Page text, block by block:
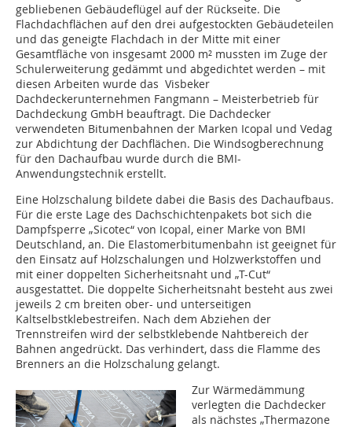
gebliebenen Gebäudeflügel auf der Rückseite. Die
Flachdachflächen auf den drei aufgestockten Gebäudeteilen
und das geneigte Flachdach in der Mitte mit einer
Gesamtfläche von insgesamt 2000 m² mussten im Zuge der
Schulerweiterung gedämmt und abgedichtet werden – mit
diesen Arbeiten wurde das Visbeker
Dachdeckerunternehmen Fangmann – Meisterbetrieb für
Dachdeckung GmbH beauftragt. Die Dachdecker
verwendeten Bitumenbahnen der Marken Icopal und Vedag
zur Abdichtung der Dachflächen. Die Windsogberechnung
für den Dachaufbau wurde durch die BMI-
Anwendungstechnik erstellt.
Eine Holzschalung bildete dabei die Basis des Dachaufbaus.
Für die erste Lage des Dachschichtenpakets bot sich die
Dampfsperre „Sicotec“ von Icopal, einer Marke von BMI
Deutschland, an. Die Elastomerbitumenbahn ist geeignet für
den Einsatz auf Holzschalungen und Holzwerkstoffen und
mit einer doppelten Sicherheitsnaht und „T-Cut“
ausgestattet. Die doppelte Sicherheitsnaht besteht aus zwei
jeweils 2 cm breiten ober- und ­unterseitigen
Kaltselbstklebestreifen. Nach dem Abziehen der
Trennstreifen wird der selbstklebende Nahtbereich der
Bahnen angedrückt. Das verhindert, dass die Flamme des
Brenners an die Holzschalung gelangt.
Zur Wärmedämmung
verlegten die Dachdecker
als nächstes „Thermazone